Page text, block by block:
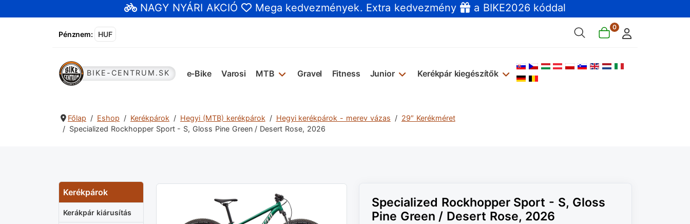
NAGY NYÁRI AKCIÓ Mega kedvezmények. Extra kedvezmény a BIKE2026 kóddal
Pénznem: HUF
0
BIKE-CENTRUM.SK e-Bike Varosi MTB Gravel Fitness Junior Kerékpár kiegészítők
Válasszon nyelvet
Főlap Eshop Kerékpárok Hegyi (MTB) kerékpárok Hegyi kerékpárok - merev vázas
29″ Kerékméret
Specialized Rockhopper Sport - S, Gloss Pine Green / Desert Rose, 2026
Kerékpárok
Kerákpár kiárusítás
Specialized Rockhopper Sport - S, Gloss
Pine Green / Desert Rose, 2026